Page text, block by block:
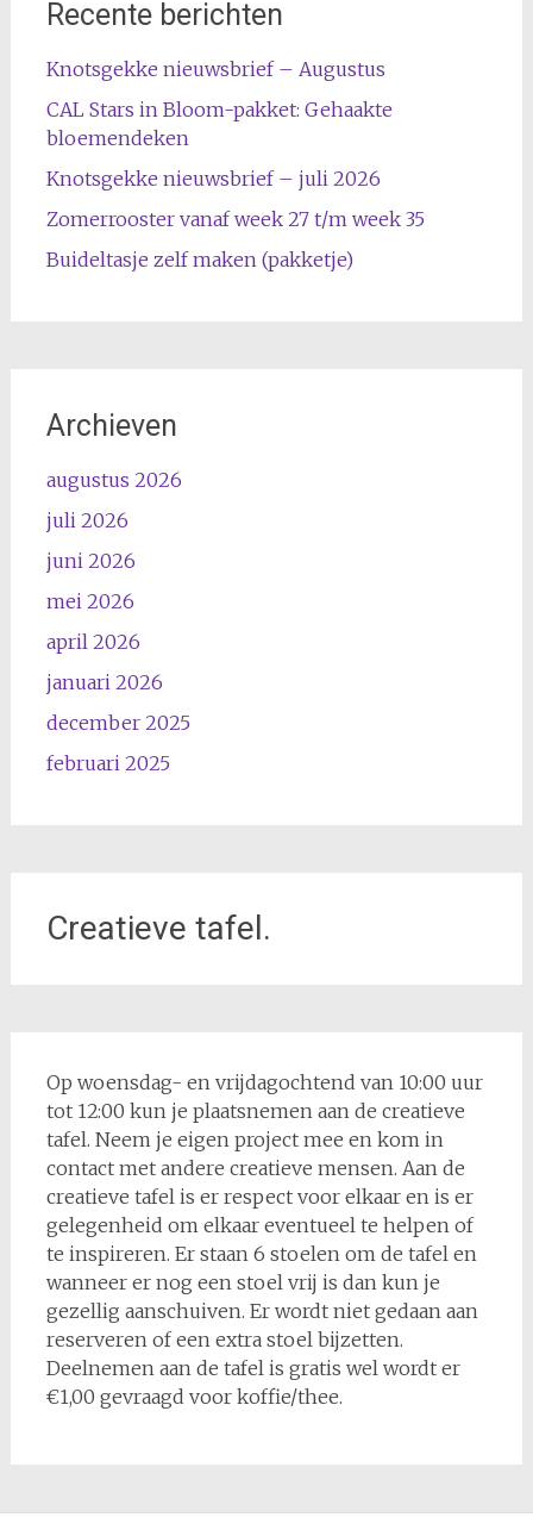
Recente berichten
Knotsgekke nieuwsbrief – Augustus
CAL Stars in Bloom-pakket: Gehaakte
bloemendeken
Knotsgekke nieuwsbrief – juli 2026
Zomerrooster vanaf week 27 t/m week 35
Buideltasje zelf maken (pakketje)
Archieven
augustus 2026
juli 2026
juni 2026
mei 2026
april 2026
januari 2026
december 2025
februari 2025
Creatieve tafel.
Op woensdag- en vrijdagochtend van 10:00 uur
tot 12:00 kun je plaatsnemen aan de creatieve
tafel. Neem je eigen project mee en kom in
contact met andere creatieve mensen. Aan de
creatieve tafel is er respect voor elkaar en is er
gelegenheid om elkaar eventueel te helpen of
te inspireren. Er staan 6 stoelen om de tafel en
wanneer er nog een stoel vrij is dan kun je
gezellig aanschuiven. Er wordt niet gedaan aan
reserveren of een extra stoel bijzetten.
Deelnemen aan de tafel is gratis wel wordt er
€1,00 gevraagd voor koffie/thee.